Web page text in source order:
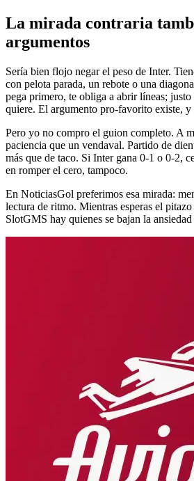
La mirada contraria
argumentos
Sería bien flojo negar el peso de Inter.
con pelota parada, un rebote o una
pega primero, te obliga a abrir líneas;
quiere. El argumento pro-favorito existe, y
Pero yo no compro el guion completo. A
paciencia que un vendaval. Partido de
más que de taco. Si Inter gana 0-1 o 0-2,
en romper el cero, tampoco.
En NoticiasGol preferimos esa mirada:
lectura de ritmo. Mientras esperas el
SlotGMS hay quienes se bajan la